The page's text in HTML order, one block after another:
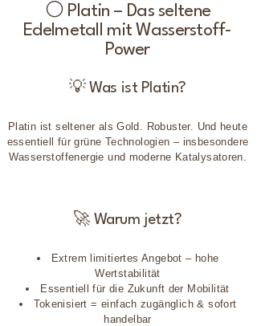
⚪ Platin – Das seltene
Edelmetall mit Wasserstoff-
Power
💡 Was ist Platin?
Platin ist seltener als Gold. Robuster. Und heute
essentiell für grüne Technologien – insbesondere
Wasserstoffenergie und moderne Katalysatoren.
🚀 Warum jetzt?
Extrem limitiertes Angebot – hohe
Wertstabilität
Essentiell für die Zukunft der Mobilität
Tokenisiert = einfach zugänglich & sofort
handelbar